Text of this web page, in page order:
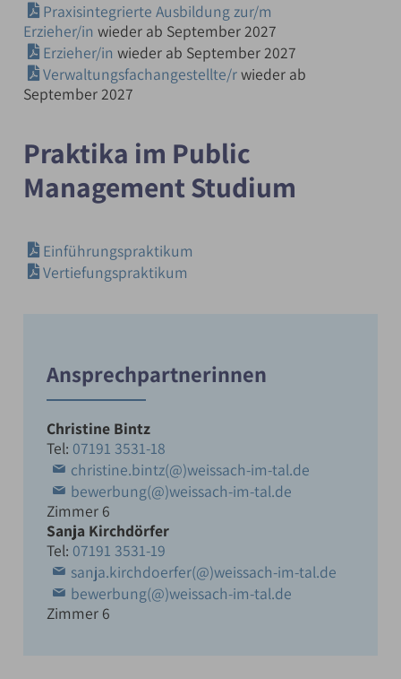
Praxisintegrierte Ausbildung zur/m
Erzieher/in wieder ab September 2027
Erzieher/in wieder ab September 2027
Verwaltungsfachangestellte/rwieder ab
September 2027
Praktika im Public
Management Studium
Einführungspraktikum
Vertiefungspraktikum
Ansprechpartnerinnen
Christine Bintz
Tel: 07191 3531-18
christine.bintz(@)weissach-im-tal.de
bewerbung(@)weissach-im-tal.de
Zimmer 6
Sanja Kirchdörfer
Tel: 07191 3531-19
sanja.kirchdoerfer(@)weissach-im-tal.de
bewerbung(@)weissach-im-tal.de
Zimmer 6